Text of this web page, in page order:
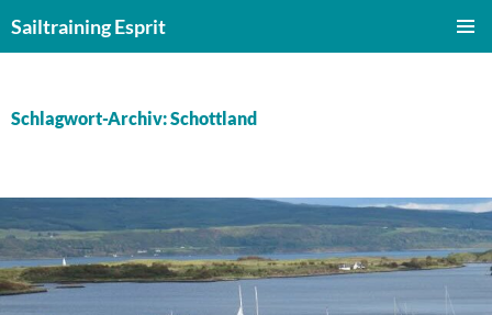
Inhalt
Sailtraining Esprit
Schlagwort-Archiv: Schottland